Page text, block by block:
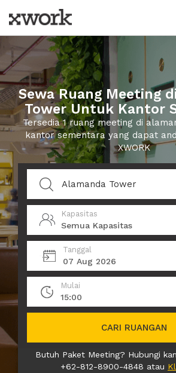
Sewa Ruang Meeting
Tower Untuk Kantor
Tersedia 1 ruang meeting di
kantor sementara yang dapat
XWORK
Kapasitas
Semua Kapasitas
Tanggal
07 Aug 2026
Mulai
15:00
CARI RUANGAN
Butuh Paket Meeting? Hubungi
+62-812-8900-4848 atau